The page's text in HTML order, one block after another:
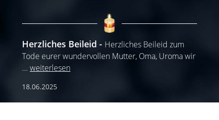
Herzliches Beileid
Herzliches Beileid zum
Tode eurer wundervollen Mutter, Oma, Uroma wir
... weiterlesen
18.06.2025